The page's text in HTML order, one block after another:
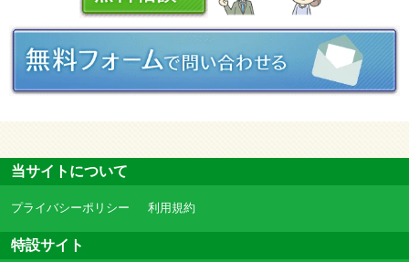
当サイトについて
プライバシーポリシー 利用規約
特設サイト